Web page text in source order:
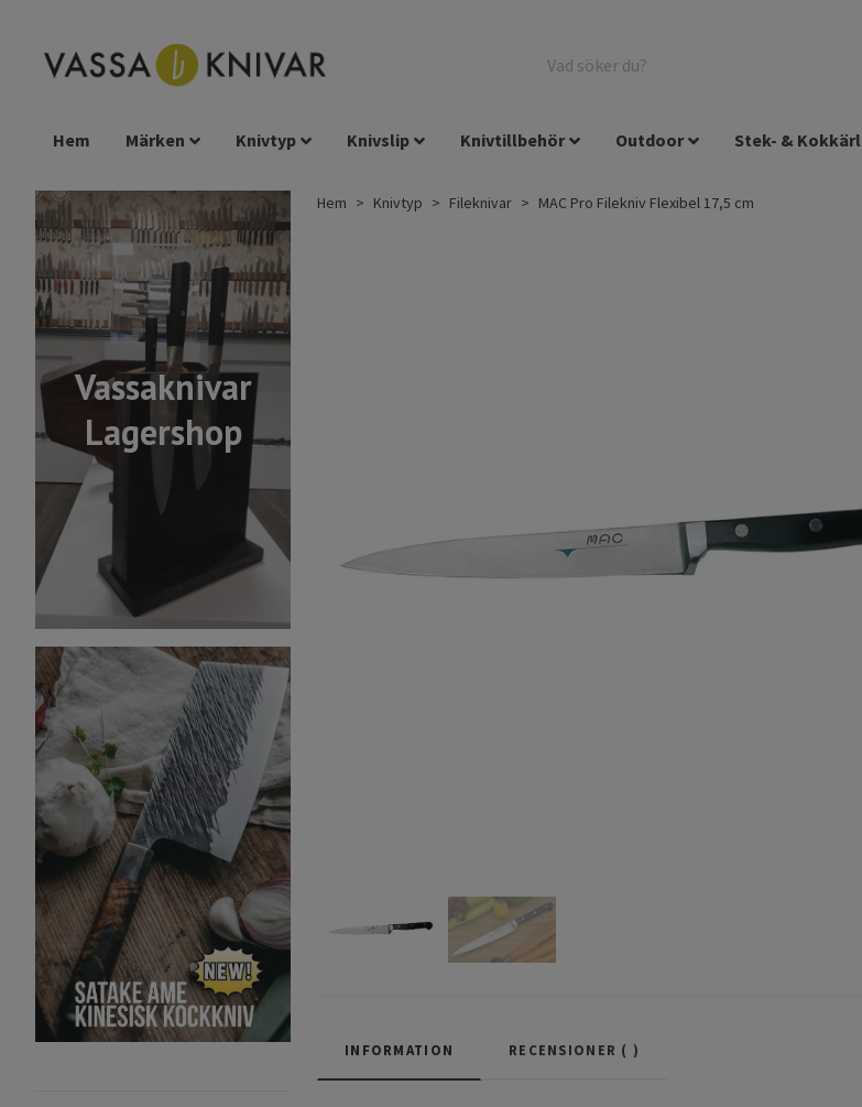
Hem Märken Knivtyp Knivslip Knivtillbehör Outdoor Stek- & Kokkärl
Vassaknivar
Lagershop
Hem Knivtyp Fileknivar MAC Pro Filekniv Flexibel 17,5 cm
INFORMATION RECENSIONER ( )